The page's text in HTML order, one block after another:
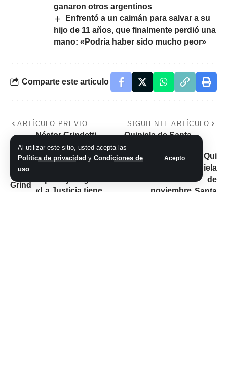
Al utilizar este sitio, usted acepta las
Política de privacidad y Condiciones de
uso.
Acepto
ganaron otros argentinos
Enfrentó a un caimán para salvar a su
hijo de 11 años, que finalmente perdió una
mano: «Podría haber sido mucho peor»
Comparte este artículo
ARTÍCULO PREVIO
Néstor Grindetti
contactó abogados
para ser querellante
«La Justicia tiene
SIGUIENTE ARTÍCULO
Quiniela de Santa
sorteo de la
noviembre